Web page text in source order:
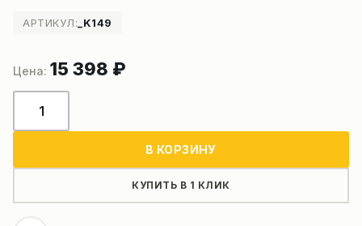
АРТИКУЛ: _K149
15 398 ₽
товара
для
китайских
В КОРЗИНУ
КУПИТЬ В 1 КЛИК